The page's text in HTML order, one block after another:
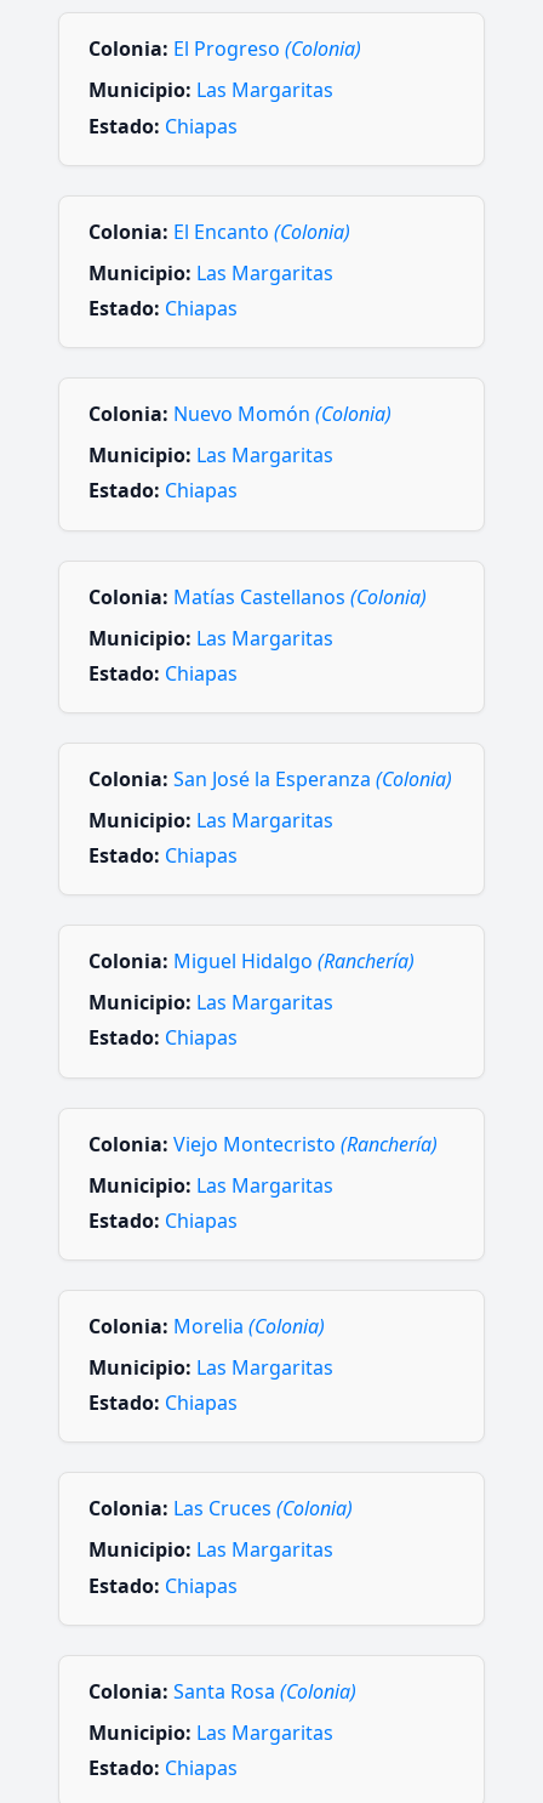
Colonia: El Progreso (Colonia)
Municipio: Las Margaritas
Estado: Chiapas
Colonia: El Encanto (Colonia)
Municipio: Las Margaritas
Estado: Chiapas
Colonia: Nuevo Momón (Colonia)
Municipio: Las Margaritas
Estado: Chiapas
Colonia: Matías Castellanos (Colonia)
Municipio: Las Margaritas
Estado: Chiapas
Colonia: San José la Esperanza (Colonia)
Municipio: Las Margaritas
Estado: Chiapas
Colonia: Miguel Hidalgo (Ranchería)
Municipio: Las Margaritas
Estado: Chiapas
Colonia: Viejo Montecristo (Ranchería)
Municipio: Las Margaritas
Estado: Chiapas
Colonia: Morelia (Colonia)
Municipio: Las Margaritas
Estado: Chiapas
Colonia: Las Cruces (Colonia)
Municipio: Las Margaritas
Estado: Chiapas
Colonia: Santa Rosa (Colonia)
Municipio: Las Margaritas
Estado: Chiapas